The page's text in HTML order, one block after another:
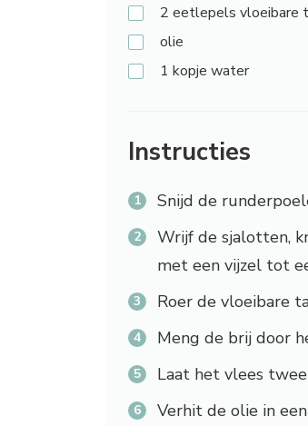
2 eetlepels vloeibare
olie
1 kopje water
Instructies
Snijd de
Wrijf de sjalotten,
met een vijzel tot
Roer de vloeibare
Meng de brij door
Laat het vlees
Verhit de olie in